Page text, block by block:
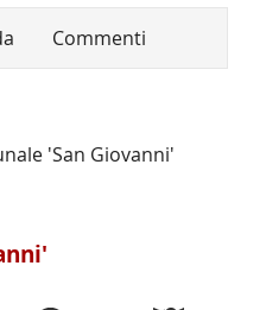
Commenti
'San Giovanni'